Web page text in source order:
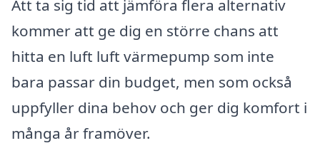
Att ta sig tid att jämföra flera alternativ
kommer att ge dig en större chans att
hitta en luft luft värmepump som inte
bara passar din budget, men som också
uppfyller dina behov och ger dig komfort i
många år framöver.